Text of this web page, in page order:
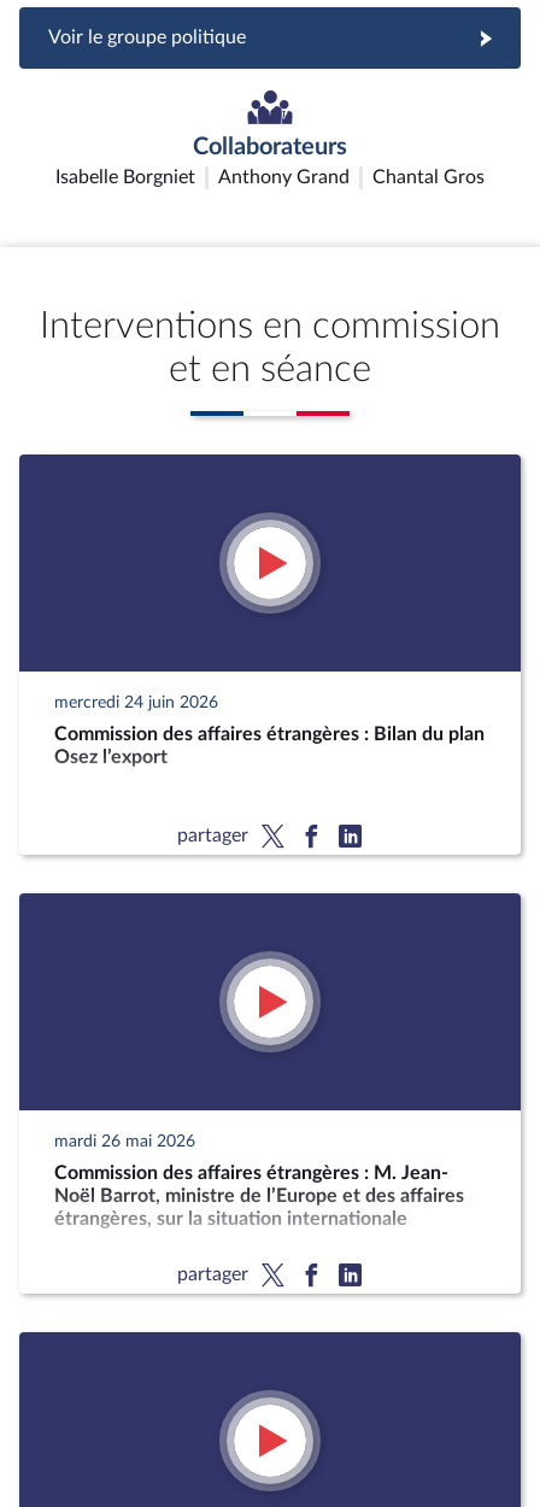
Voir le groupe politique
Collaborateurs
Isabelle Borgniet Anthony Grand Chantal Gros
Interventions en commission
et en séance
mercredi 24 juin 2026
Commission des affaires étrangères : Bilan du plan
Osez l’export
partager
mardi 26 mai 2026
Commission des affaires étrangères : M. Jean-
Noël Barrot, ministre de l’Europe et des affaires
étrangères, sur la situation internationale
partager